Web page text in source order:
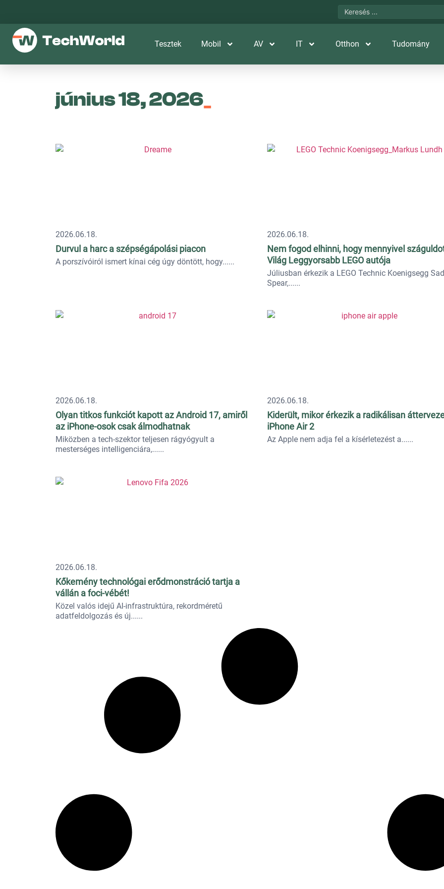
Tesztek Mobil AV IT Otthon Tudomány
június 18, 2026
2026.06.18.
Durvul a harc a szépségápolási piacon
A porszívóiról ismert kínai cég úgy döntött, hogy...
2026.06.18.
Nem fogod elhinni, hogy mennyivel
Világ Leggyorsabb LEGO autója
Júliusban érkezik a LEGO Technic Koenigsegg
Spear,...
2026.06.18.
Olyan titkos funkciót kapott az Android 17, amiről
az iPhone-osok csak álmodhatnak
Miközben a tech-szektor teljesen rágyógyult a
mesterséges intelligenciára,...
2026.06.18.
Kiderült, mikor érkezik a radikálisan
iPhone Air 2
Az Apple nem adja fel a kísérletezést a...
2026.06.18.
Kőkemény technológai erődmonstráció tartja a
vállán a foci-vébét!
Közel valós idejű AI-infrastruktúra, rekordméretű
adatfeldolgozás és új...